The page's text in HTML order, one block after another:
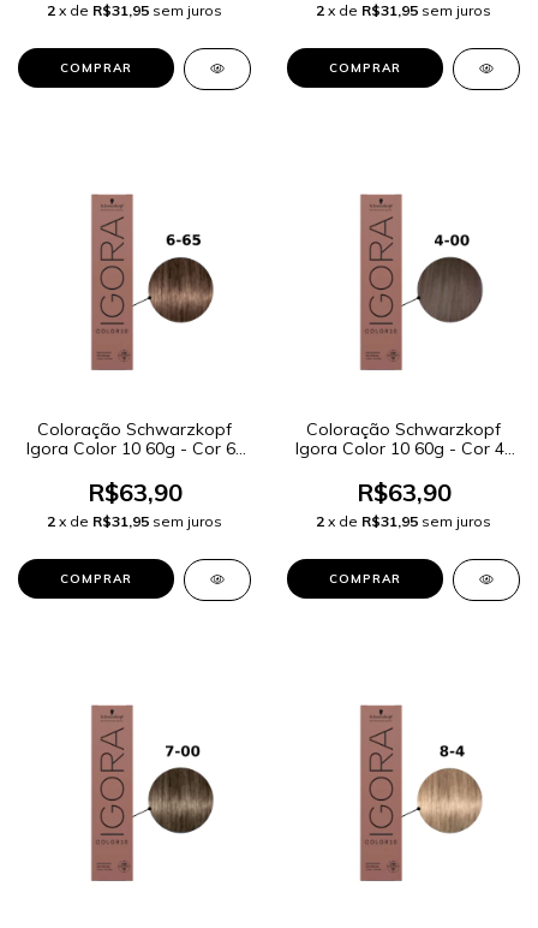
2 x de R$31,95 sem juros 2 x de R$31,95 sem juros
Coloração Schwarzkopf
Igora Color 10 60g - Cor 6-
Dourado
R$63,90
2 x de R$31,95 sem juros
Coloração Schwarzkopf
Igora Color 10 60g - Cor 4-
Extra
R$63,90
2 x de R$31,95 sem juros